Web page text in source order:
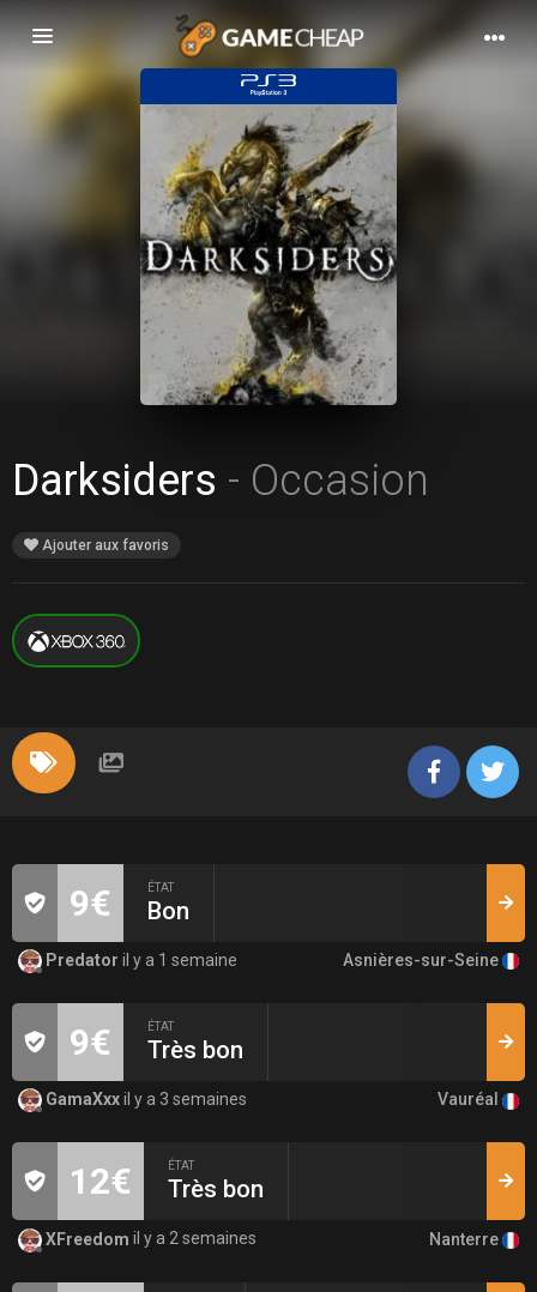
Basculer
la
navigation
Darksiders - Occasion
Ajouter aux favoris
9€ ÉTAT
Bon
Predator il y a 1 semaine Asnières-sur-Seine
9€ ÉTAT
Très bon
GamaXxxil y a 3 semaines Vauréal
12€ ÉTAT
Très bon
XFreedom il y a 2 semaines Nanterre